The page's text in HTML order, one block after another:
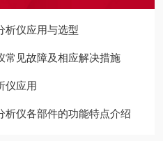
析仪应用与选型
常见故障及相应解决措施
仪应用
析仪各部件的功能特点介绍